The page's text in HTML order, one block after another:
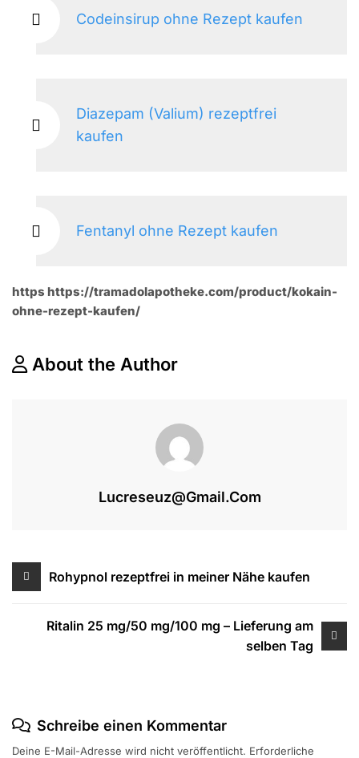
Codeinsirup ohne Rezept kaufen
Diazepam (Valium) rezeptfrei
kaufen
Fentanyl ohne Rezept kaufen
https https://tramadolapotheke.com/product/kokain-
ohne-rezept-kaufen/
About the Author
Lucreseuz@gmail.com
Beitragsnavigation
Rohypnol rezeptfrei in meiner Nähe kaufen
Ritalin 25 mg/50 mg/100 mg – Lieferung am
selben Tag
Schreibe einen Kommentar
Deine E-Mail-Adresse wird nicht veröffentlicht. Erforderliche